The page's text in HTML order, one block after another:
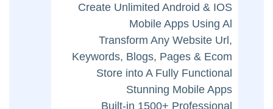
Create Unlimited Android & IOS
Mobile Apps Using Al
Transform Any Website Url,
Keywords, Blogs, Pages & Ecom
Store into A Fully Functional
Stunning Mobile Apps
Built-in 1500+ Professional